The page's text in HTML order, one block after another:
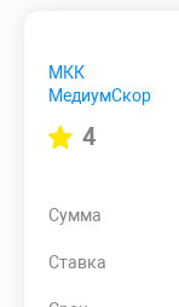
МКК
МедиумСкор
4
Сумма
Ставка